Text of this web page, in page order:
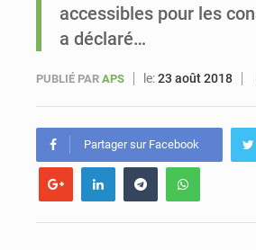
accessibles pour les
a déclaré…
PUBLIÉ PAR APS le:23 août 2018
Partager sur Facebook